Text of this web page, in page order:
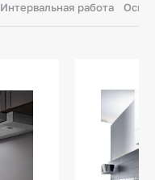
Интервальная работа